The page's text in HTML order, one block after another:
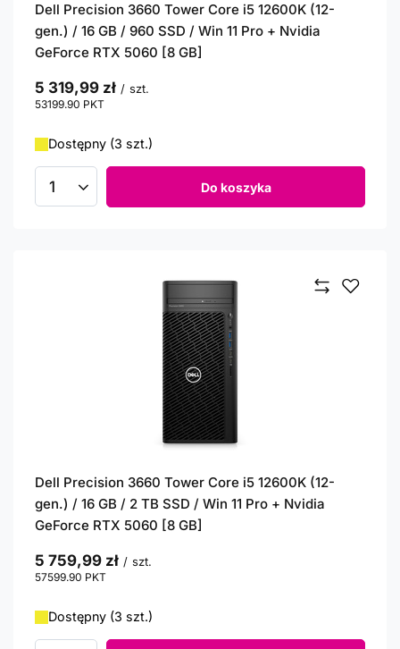
Dell Precision 3660 Tower Core i5 12600K (12-
gen.) / 16 GB / 960 SSD / Win 11 Pro + Nvidia
GeForce RTX 5060 [8 GB]
5 319,99 zł / szt.
53199.90 PKT
Dostępny (3 szt.)
Ilość produktów Do koszyka
Dell Precision 3660 Tower Core i5 12600K (12-
gen.) / 16 GB / 2 TB SSD / Win 11 Pro + Nvidia
GeForce RTX 5060 [8 GB]
5 759,99 zł / szt.
57599.90 PKT
Dostępny (3 szt.)